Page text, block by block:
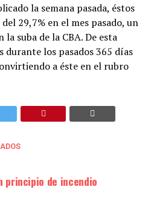
la semana pasada, éstos
29,7% en el mes pasado, un
suba de la CBA. De esta
durante los pasados 365 días
a éste en el rubro
principio de incendio